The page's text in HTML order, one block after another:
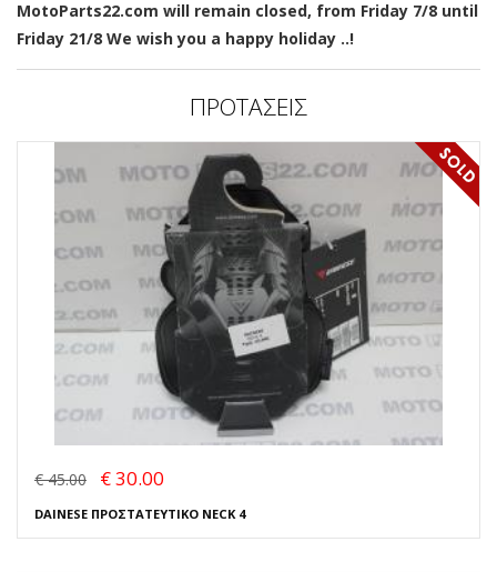
MotoParts22.com will remain closed, from Friday 7/8 until
Friday 21/8 We wish you a happy holiday ..!
ΠΡΟΤΑΣΕΙΣ
€ 45.00 € 30.00
DAINESE ΠΡΟΣΤΑΤΕΥΤΙΚΟ NECK 4